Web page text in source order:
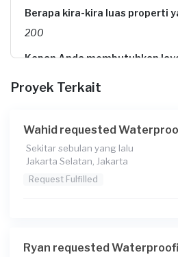
Berapa kira-kira luas properti
200
Kapan Anda membutuhkan
yang diperbaiki yg rusak saja ;
****** *******asi krn berulang
Berapa budget total untuk
Rp2.500.001 - Rp5.000.000
Proyek Terkait
Wahid requested
Sekitar sebulan yang lalu
Jakarta Selatan, Jakarta
Request Fulfilled
Ryan requested